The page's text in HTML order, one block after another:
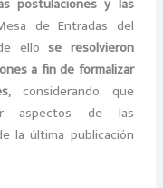
postulaciones y las
de Entradas del
de ellose resolvieron
a fin de formalizar
considerando que
aspectos de las
la última publicación